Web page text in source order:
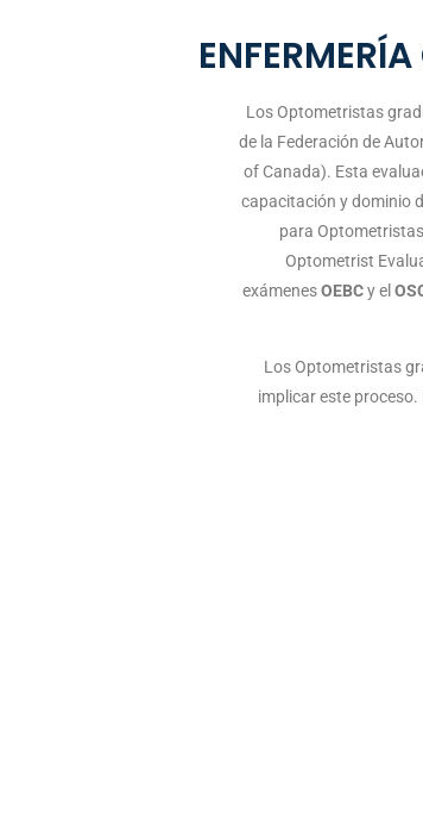
Los Optometristas
de la Federación de
of Canada). Esta
capacitación y dominio
para
Optometrist
exámenesOEBCy el
Los Optometristas
implicar este